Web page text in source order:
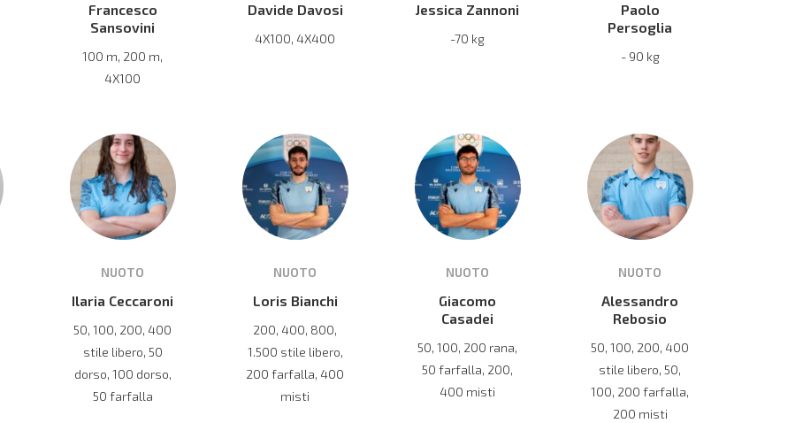
Francesco
Sansovini
100 m, 200 m,
4X100
Davide Davosi
4X100, 4X400
Jessica Zannoni
-70 kg
Paolo
Persoglia
- 90 kg
NUOTO
Ilaria Ceccaroni
50, 100, 200, 400
stile libero, 50
dorso, 100 dorso,
50 farfalla
NUOTO
Loris Bianchi
200, 400, 800,
1.500 stile libero,
200 farfalla, 400
misti
NUOTO
Giacomo
Casadei
50, 100, 200 rana,
50 farfalla, 200,
400 misti
NUOTO
Alessandro
Rebosio
50, 100, 200, 400
stile libero, 50,
100, 200 farfalla,
200 misti